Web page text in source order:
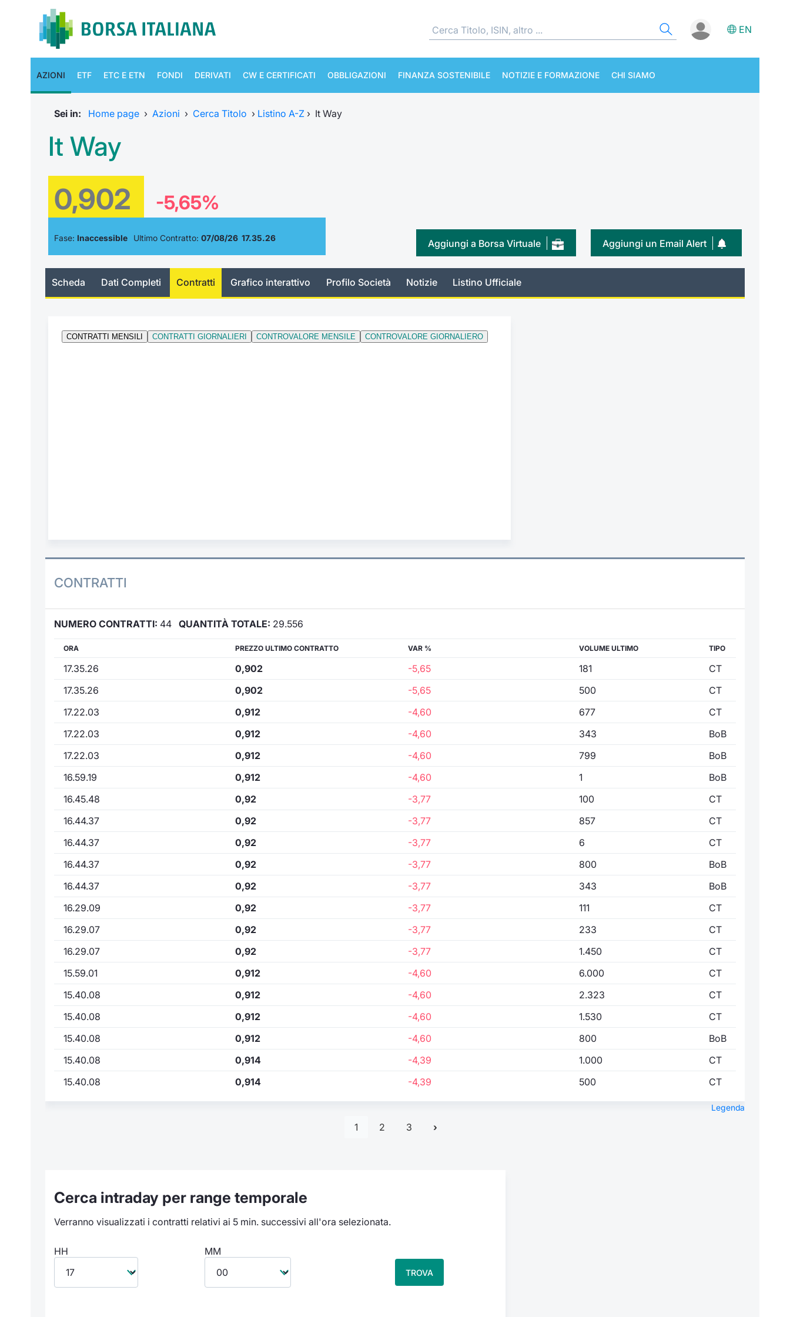
EN
AZIONI ETF ETC E ETN FONDI DERIVATI CW E CERTIFICATI OBBLIGAZIONI FINANZA SOSTENIBILE NOTIZIE E FORMAZIONE CHI SIAMO
Sei in: Home page › Azioni › Cerca Titolo › Listino A-Z › It Way
It Way
0,902 -5,65%
Fase: Inaccessible Ultimo Contratto: 07/08/26 17.35.26 Aggiungi un Email Alert
Aggiungi a Borsa Virtuale
Scheda Dati Completi Contratti Grafico interattivo Profilo Società Notizie Listino Ufficiale
CONTRATTI
NUMERO CONTRATTI: 44 QUANTITÀ TOTALE: 29.556
ORA PREZZO ULTIMO CONTRATTO VAR % VOLUME ULTIMO TIPO
17.35.26 0,902 -5,65 181
CT
17.35.26
0,902 -5,65 500
CT
17.22.03
0,912 -4,60 677
CT
17.22.03
0,912 -4,60 343
BoB
17.22.03
0,912 -4,60 799
BoB
16.59.19
0,912 -4,60 1
BoB
16.45.48
0,92 -3,77 100
CT
16.44.37
0,92 -3,77 857
CT
16.44.37
0,92 -3,77 6
CT
16.44.37
0,92 -3,77 800
BoB
16.44.37
0,92 -3,77 343
BoB
16.29.09
0,92 -3,77 111
CT
16.29.07
0,92 -3,77 233
CT
16.29.07
0,92 -3,77 1.450
CT
15.59.01
0,912 -4,60 6.000
CT
15.40.08
0,912 -4,60 2.323
CT
15.40.08
0,912 -4,60 1.530
CT
15.40.08
0,912 -4,60 800
BoB
15.40.08
0,914 -4,39 1.000
CT
15.40.08
0,914 -4,39 500 CT
Legenda
1 2 3
Cerca intraday per range temporale
Verranno visualizzati i contratti relativi ai 5 min. successivi all'ora selezionata.
HH MM
TROVA